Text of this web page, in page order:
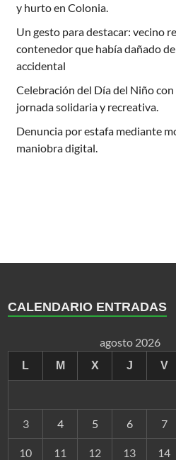
y hurto en Colonia.
Un gesto para destacar: vecino
contenedor que había dañado
accidental
Celebración del Día del Niño con
jornada solidaria y recreativa.
Denuncia por estafa mediante
maniobra digital.
CALENDARIO ENTRADAS
agosto 2026
L M X J V
3 4 5 6 7
10 11 12 13 14